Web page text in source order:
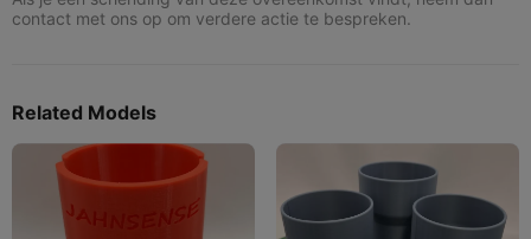
contact met ons op om verdere actie te bespreken.
Related Models